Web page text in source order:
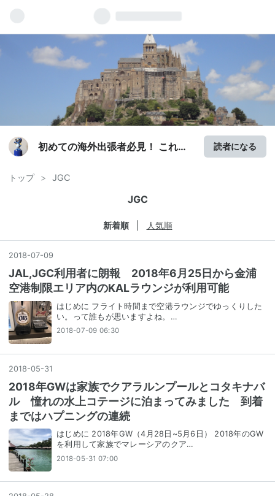
初めての海外出張者必見！ これだ
読者になる
トップ > JGC
JGC
新着順 人気順
2018-07-09
JAL,JGC利用者に朗報 2018年6月25日から金浦
空港制限エリア内のKALラウンジが利用可能
はじめに フライト時間まで空港ラウンジでゆっくりした
い。って誰もが思いますよね。…
2018-07-09 06:30
2018-05-31
2018年GWは家族でクアラルンプールとコタキナバ
ル 憧れの水上コテージに泊まってみました 到着
まではハプニングの連続
はじめに 2018年GW（4月28日~5月6日） 2018年のGW
を利用して家族でマレーシアのクア…
2018-05-31 07:00